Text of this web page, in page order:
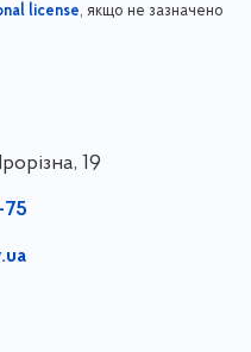
license, якщо не зазначено
19